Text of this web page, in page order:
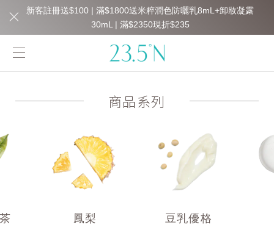
商品系列
鳳梨 豆乳優格
新客註冊送$100 | 滿$1800送米粹潤色防曬乳8mL+卸妝凝露
30mL | 滿$2350現折$235